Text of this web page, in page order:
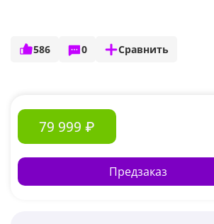
586 0 Сравнить
79 999 ₽
Предзаказ